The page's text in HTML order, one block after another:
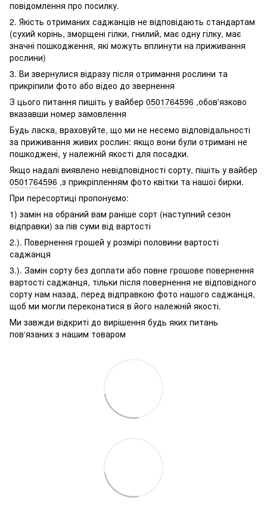
повідомлення про посилку.
2. Якість отриманих саджанців не відповідають стандартам
(сухий корінь, зморщені гілки, гнилий, має одну гілку, має
значні пошкодження, які можуть вплинути на приживання
рослини)
3. Ви звернулися відразу після отримання рослини та
прикріпили фото або відео до звернення
З цього питання пишіть у вайбер 0501764596 ,обов'язково
вказавши номер замовлення
Будь ласка, враховуйте, що ми не несемо відповідальності
за приживання живих рослин: якщо вони були отримані не
пошкоджені, у належній якості для посадки.
Якщо надалі виявлено невідповідності сорту, пішіть у вайбер
0501764596 ,з прикріпленням фото квітки та нашої бирки.
При пересортиці пропонуємо:
1) замін на обраний вам раніше сорт (наступний сезон
відправки) за пів суми від вартості
2.). Повернення грошей у розмірі половини вартості
саджанця
3.). Замін сорту без доплати або повне грошове повернення
вартості саджанця, тільки після повернення не відповідного
сорту нам назад, перед відправкою фото нашого саджанця,
щоб ми могли переконатися в його належній якості.
Ми завжди відкриті до вирішення будь яких питань
пов‘язаних з нашим товаром